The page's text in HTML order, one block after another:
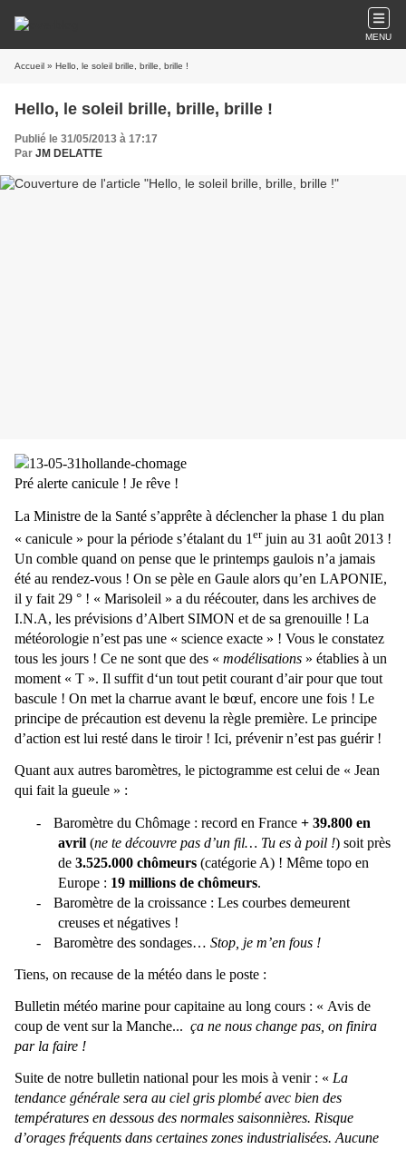
MENU
Accueil » Hello, le soleil brille, brille, brille !
Hello, le soleil brille, brille, brille !
Publié le 31/05/2013 à 17:17
Par JM DELATTE
Pré alerte canicule ! Je rêve !
La Ministre de la Santé s’apprête à déclencher la phase 1 du plan
« canicule » pour la période s’étalant du 1 erjuin au 31 août 2013 !
Un comble quand on pense que le printemps gaulois n’a jamais
été au rendez-vous ! On se pèle en Gaule alors qu’en LAPONIE,
il y fait 29 ° ! « Marisoleil » a du réécouter, dans les archives de
I.N.A, les prévisions d’Albert SIMON et de sa grenouille ! La
météorologie n’est pas une « science exacte » ! Vous le constatez
tous les jours ! Ce ne sont que des « modélisations » établies à un
moment « T ». Il suffit d‘un tout petit courant d’air pour que tout
bascule ! On met la charrue avant le bœuf, encore une fois ! Le
principe de précaution est devenu la règle première. Le principe
d’action est lui resté dans le tiroir ! Ici, prévenir n’est pas guérir !
Quant aux autres baromètres, le pictogramme est celui de « Jean
qui fait la gueule » :
- Baromètre du Chômage : record en France + 39.800 en
avril (ne te découvre pas d’un fil… Tu es à poil !) soit près
de 3.525.000 chômeurs (catégorie A) ! Même topo en
Europe : 19 millions de chômeurs.
-
Baromètre de la croissance : Les courbes demeurent
creuses et négatives !
-
Baromètre des sondages… Stop, je m’en fous !
Tiens, on recause de la météo dans le poste :
Bulletin météo marine pour capitaine au long cours : « Avis de
coup de vent sur la Manche... ça ne nous change pas, on finira
par la faire !
Suite de notre bulletin national pour les mois à venir : « La
tendance générale sera au ciel gris plombé avec bien des
températures en dessous des normales saisonnières. Risque
d’orages fréquents dans certaines zones industrialisées. Aucune